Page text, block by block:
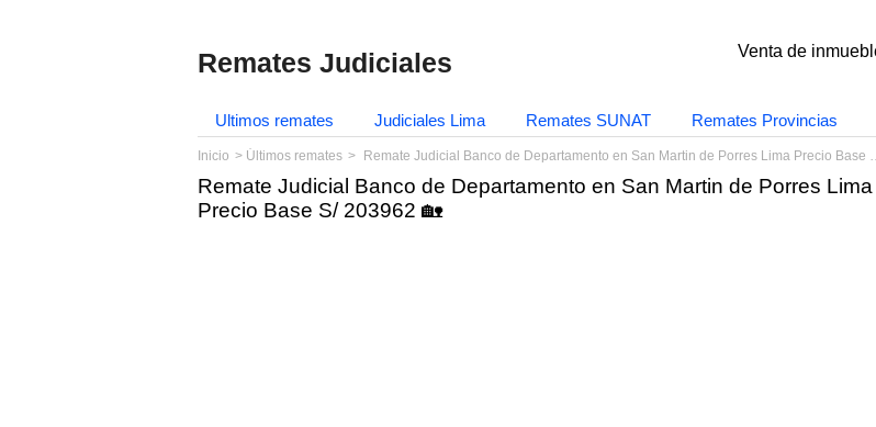
Remates Judiciales Venta de
Ultimos remates Judiciales Lima Remates SUNAT Remates Provincias
Inicio Últimos remates Remate Judicial Banco de Departamento en San Martin de Porres Lima Precio Base S/ 203962
Remate Judicial Banco de Departamento en San Martin de Porres Lima
Precio Base S/ 203962 🏡